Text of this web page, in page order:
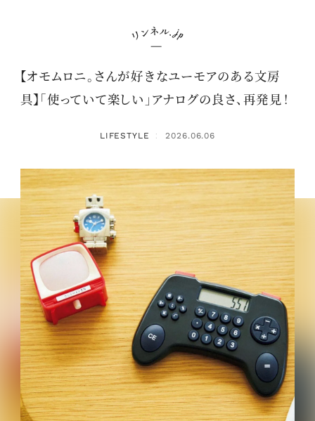
【オモムロニ。さんが好きなユーモアのある文房
具】「使っていて楽しい」アナログの良さ、再発見！
LIFESTYLE ： 2026.06.06